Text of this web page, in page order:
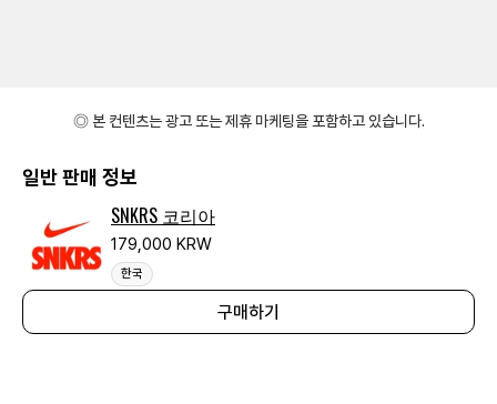
◎ 본 컨텐츠는 광고 또는 제휴 마케팅을 포함하고 있습니다.
일반 판매 정보
SNKRS 코리아
179,000 KRW
한국
구매하기